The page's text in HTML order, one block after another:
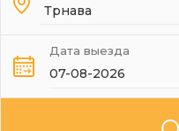
Дата выезда